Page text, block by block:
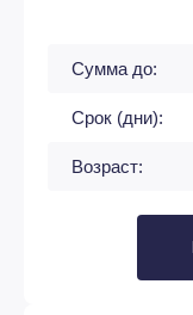
Сумма до:
Срок (дни):
Возраст: